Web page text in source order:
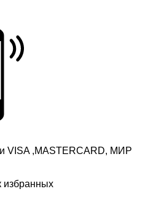
избранных